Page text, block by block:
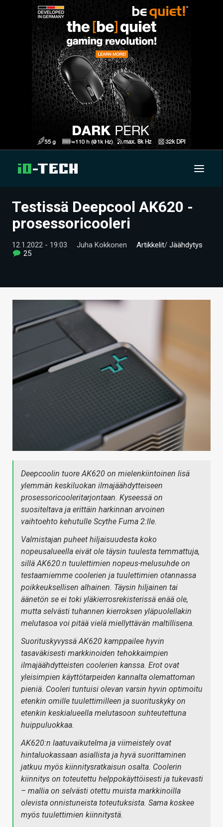
UUTISET
VIDEOT
TIETOA
HINTA.FI
VAIHDA TEEMA
Testissä Deepcool AK620 -
prosessoricooleri
12.1.2022 - 19:03 Juha Kokkonen Artikkelit/ Jäähdytys
25
Deepcoolin tuore AK620 on mielenkiintoinen lisä
ylemmän keskiluokan ilmajäähdytteiseen
prosessoricooleritarjontaan. Kyseessä on
suositeltava ja erittäin harkinnan arvoinen
vaihtoehto kehutulle Scythe Fuma 2:lle.
Valmistajan puheet hiljaisuudesta koko
nopeusalueella eivät ole täysin tuulesta temmattuja,
sillä AK620:n tuulettimien nopeus-melusuhde on
testaamiemme coolerien ja tuulettimien otannassa
poikkeuksellisen alhainen. Täysin hiljainen tai
äänetön se ei toki yläkierrosrekisterissä enää ole,
mutta selvästi tuhannen kierroksen yläpuolellakin
melutasoa voi pitää vielä miellyttävän maltillisena.
Suorituskyvyssä AK620 kamppailee hyvin
tasaväkisesti markkinoiden tehokkaimpien
ilmajäähdytteisten coolerien kanssa. Erot ovat
yleisimpien käyttötarpeiden kannalta olemattoman
pieniä. Cooleri tuntuisi olevan varsin hyvin optimoitu
etenkin omille tuulettimilleen ja suorituskyky on
etenkin keskialueella melutasoon suhteutettuna
huippuluokkaa.
AK620:n laatuvaikutelma ja viimeistely ovat
hintaluokassaan asiallista ja hyvä suorittaminen
jatkuu myös kiinnitysratkaisun osalta. Coolerin
kiinnitys on toteutettu helppokäyttöisesti ja tukevasti
– mallia on selvästi otettu muista markkinoilla
olevista onnistuneista toteutuksista. Sama koskee
myös tuulettimien kiinnitystä.